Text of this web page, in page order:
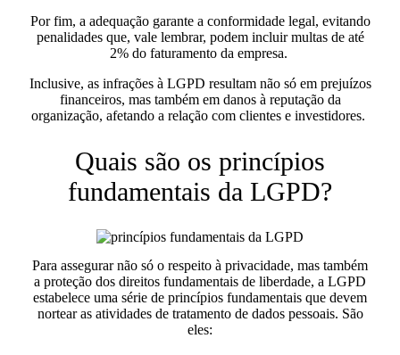
Por fim, a adequação garante a conformidade legal, evitando
penalidades que, vale lembrar, podem incluir multas de até
2% do faturamento da empresa.
Inclusive, as infrações à LGPD resultam não só em prejuízos
financeiros, mas também em danos à reputação da
organização, afetando a relação com clientes e investidores.
Quais são os princípios
fundamentais da LGPD?
Para assegurar não só o respeito à privacidade, mas também
a proteção dos direitos fundamentais de liberdade, a LGPD
estabelece uma série de princípios fundamentais que devem
nortear as atividades de tratamento de dados pessoais. São
eles: